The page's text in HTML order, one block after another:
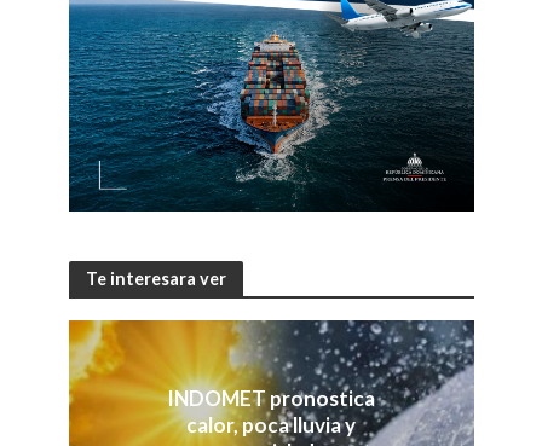
Te interesara ver
INDOMET pronostica
calor, poca lluvia y